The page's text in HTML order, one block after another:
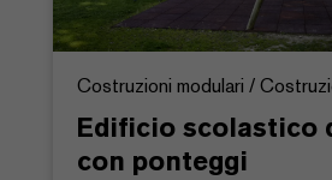
Costruzioni modulari /
Edificio scolastico
con ponteggi